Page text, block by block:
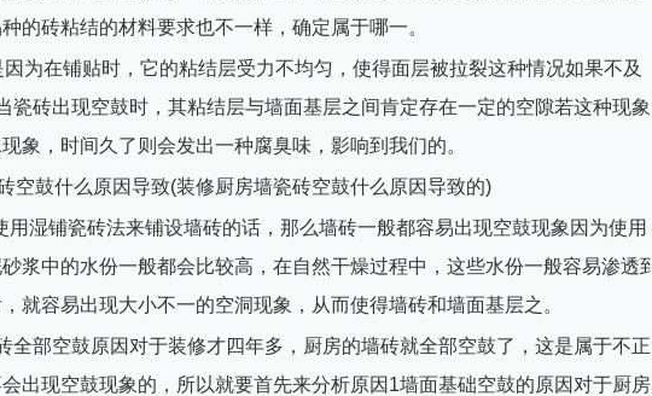
的砖粘结的材料要求也不一样，确定属于哪一。
为在铺贴时，它的粘结层受力不均匀，使得面层被拉裂这种情况如果不及
瓷砖出现空鼓时，其粘结层与墙面基层之间肯定存在一定的空隙若这种现象
象，时间久了则会发出一种腐臭味，影响到我们的。
湿铺瓷砖法来铺设墙砖的话，那么墙砖一般都容易出现空鼓现象因为使用
浆中的水份一般都会比较高，在自然干燥过程中，这些水份一般容易渗透
就容易出现大小不一的空洞现象，从而使得墙砖和墙面基层之。
全部空鼓原因对于装修才四年多，厨房的墙砖就全部空鼓了，这是属于不正
出现空鼓现象的，所以就要首先来分析原因1墙面基础空鼓的原因对于厨房